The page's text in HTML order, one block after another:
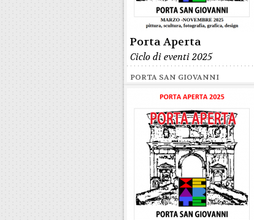
Porta Aperta
Ciclo di eventi 2025
PORTA SAN GIOVANNI